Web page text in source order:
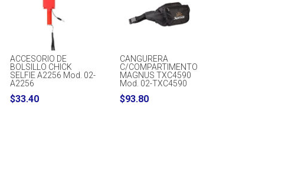
ACCESORIO DE
BOLSILLO CHICK
SELFIE A2256 Mod. 02-
A2256
$33.40
CANGURERA
C/COMPARTIMENTO
MAGNUS TXC4590
Mod. 02-TXC4590
$93.80